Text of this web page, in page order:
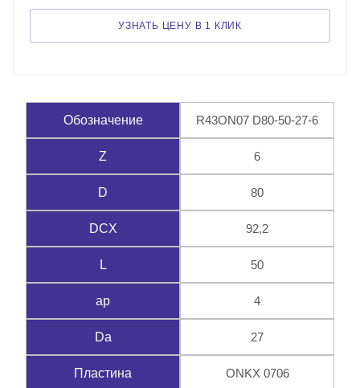
УЗНАТЬ ЦЕНУ В 1 КЛИК
Обозначение R43ON07 D80-50-27-6
Z 6
D 80
DCX 92,2
L 50
ap 4
Da 27
Пластина ONKX 0706